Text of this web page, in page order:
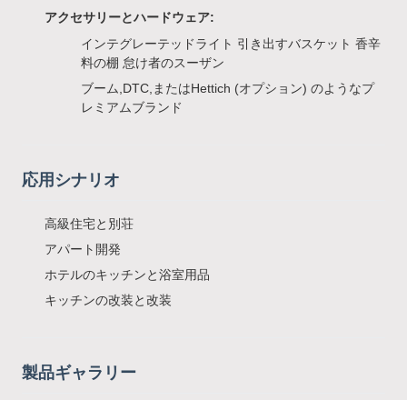
アクセサリーとハードウェア:
インテグレーテッドライト 引き出すバスケット 香辛
料の棚 怠け者のスーザン
ブーム,DTC,またはHettich (オプション) のようなプ
レミアムブランド
応用シナリオ
高級住宅と別荘
アパート開発
ホテルのキッチンと浴室用品
キッチンの改装と改装
製品ギャラリー